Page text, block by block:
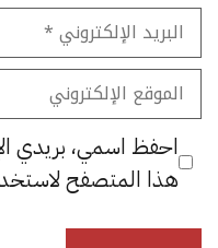
البريد
الإلكتروني
الموقع
الإلكتروني
احفظ اسمي، بريدي
هذا المتصفح